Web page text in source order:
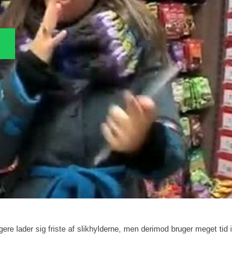
lader sig friste af slikhylderne, men derimod bruger meget tid i